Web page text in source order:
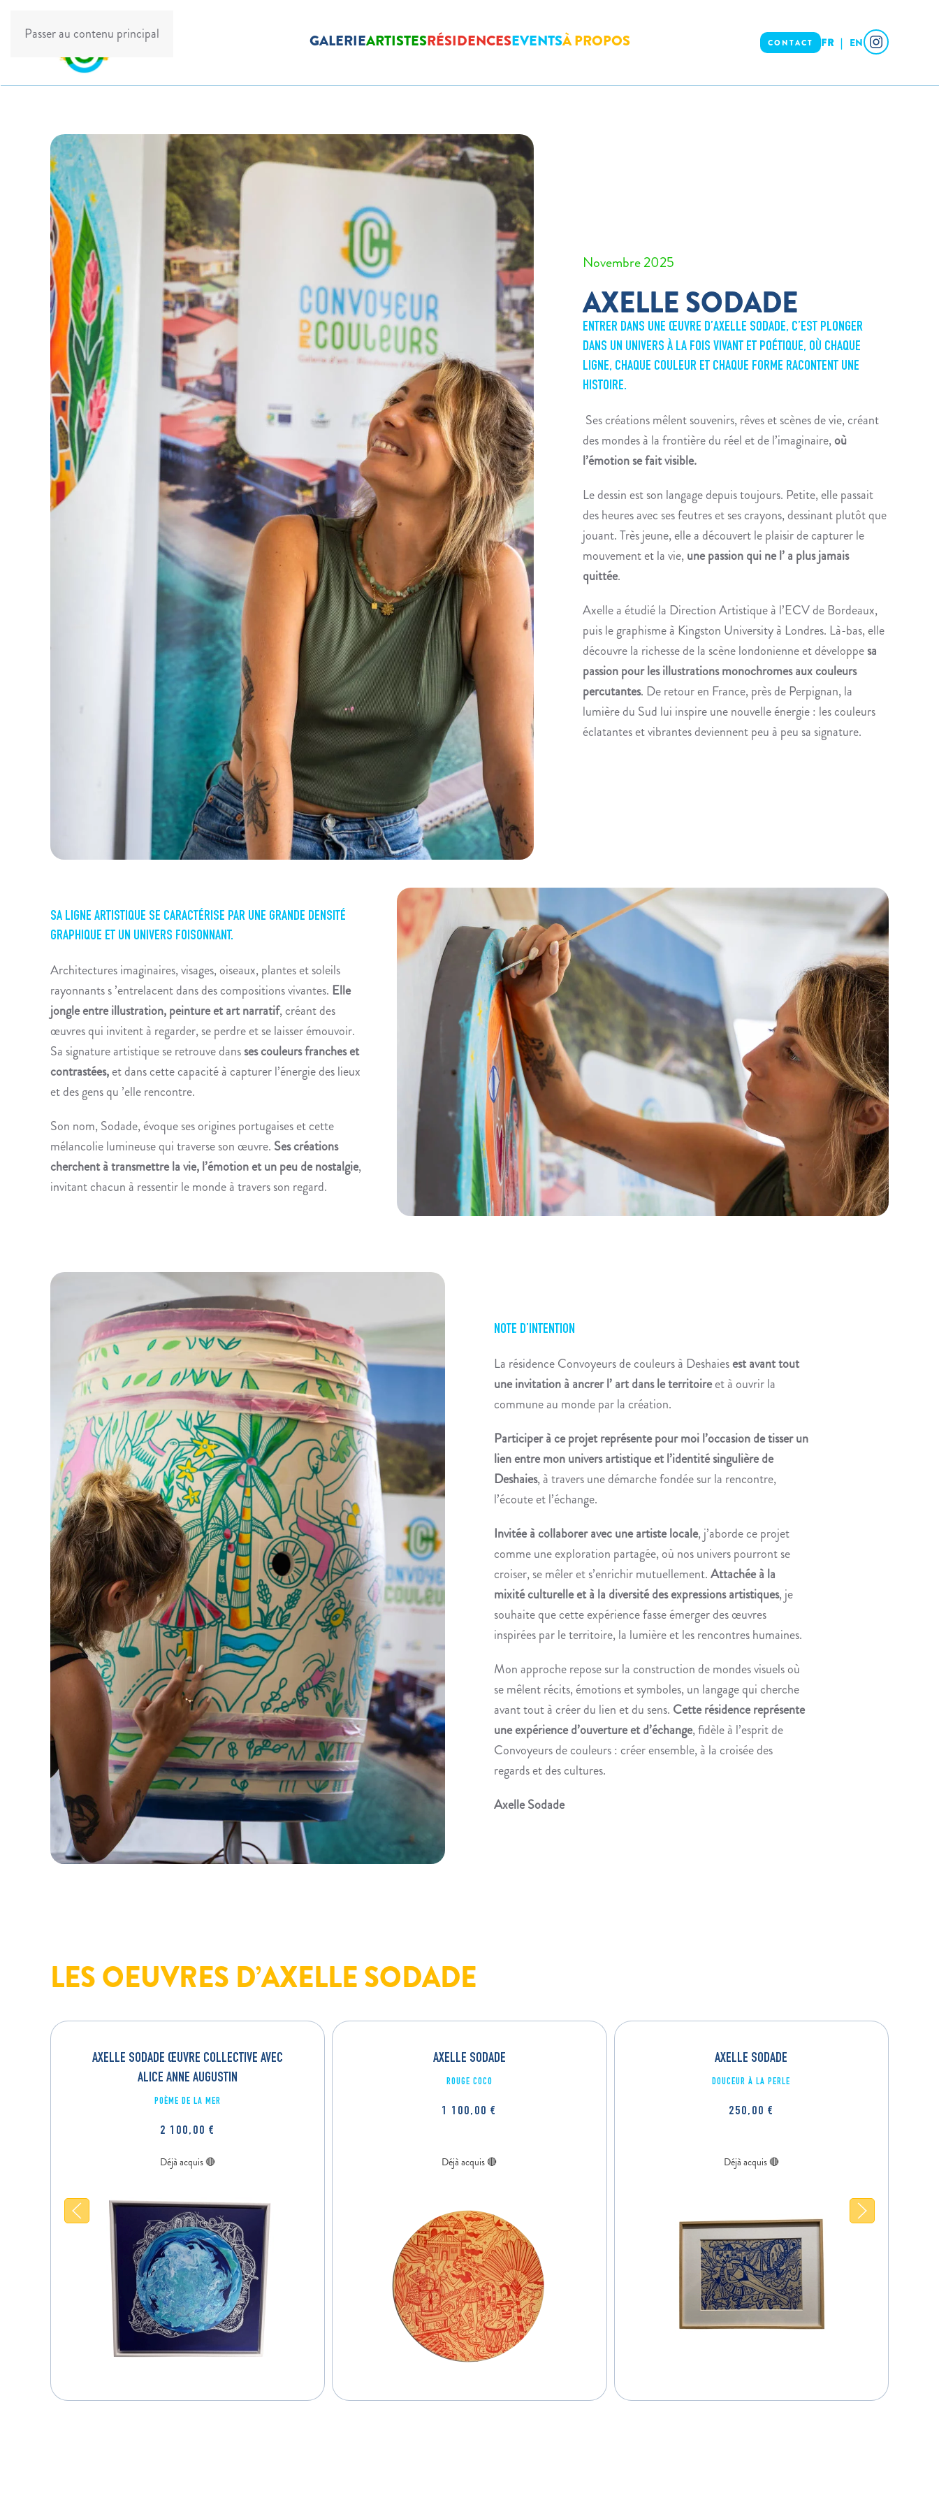
Passer au contenu principal GALERIEARTISTESRÉSIDENCESEVENTSÀ PROPOS CONTACT FR EN
Novembre 2025
AXELLE SODADE
ENTRER DANS UNE ŒUVRE D’AXELLE SODADE, C’EST PLONGER
DANS UN UNIVERS À LA FOIS VIVANT ET POÉTIQUE, OÙ CHAQUE
LIGNE, CHAQUE COULEUR ET CHAQUE FORME RACONTENT UNE
HISTOIRE.
Ses créations mêlent souvenirs, rêves et scènes de vie, créant
des mondes à la frontière du réel et de l’imaginaire,où
l’émotion se fait visible.
Le dessin est son langage depuis toujours. Petite, elle passait
des heures avec ses feutres et ses crayons, dessinant plutôt que
jouant. Très jeune, elle a découvert le plaisir de capturer le
mouvement et la vie,une passion qui ne l’ a plus jamais
quittée.
Axelle a étudié la Direction Artistique à l’ECV de Bordeaux,
puis le graphisme à Kingston University à Londres. Là-bas, elle
découvre la richesse de la scène londonienne et développesa
passion pour les illustrations monochromes aux couleurs
percutantes. De retour en France, près de Perpignan, la
lumière du Sud lui inspire une nouvelle énergie : les couleurs
éclatantes et vibrantes deviennent peu à peu sa signature.
SA LIGNE ARTISTIQUE SE CARACTÉRISE PAR UNE GRANDE DENSITÉ
GRAPHIQUE ET UN UNIVERS FOISONNANT.
Architectures imaginaires, visages, oiseaux, plantes et soleils
rayonnants s ’entrelacent dans des compositions vivantes. Elle
jongle entre illustration, peinture et art narratif, créant des
œuvres qui invitent à regarder, se perdre et se laisser émouvoir.
Sa signature artistique se retrouve dansses couleurs franches et
contrastées,et dans cette capacité à capturer l’énergie des lieux
et des gens qu ’elle rencontre.
Son nom, Sodade, évoque ses origines portugaises et cette
mélancolie lumineuse qui traverse son œuvre. Ses créations
cherchent à transmettre la vie, l’émotion et un peu de nostalgie,
invitant chacun à ressentir le monde à travers son regard.
NOTE D’INTENTION
La résidence Convoyeurs de couleurs à Deshaiesest avant tout
une invitation à ancrer l’ art dans le territoireet à ouvrir la
commune au monde par la création.
Participer à ce projet représente pour moi l’occasion de tisser un
lien entre mon univers artistique et l’identité singulière de
Deshaies, à travers une démarche fondée sur la rencontre,
l’écoute et l’échange.
Invitée à collaborer avec une artiste locale, j’aborde ce projet
comme une exploration partagée, où nos univers pourront se
croiser, se mêler et s’enrichir mutuellement.Attachée à la
mixité culturelle et à la diversité des expressions artistiques, je
souhaite que cette expérience fasse émerger des œuvres
inspirées par le territoire, la lumière et les rencontres humaines.
Mon approche repose sur la construction de mondes visuels où
se mêlent récits, émotions et symboles, un langage qui cherche
avant tout à créer du lien et du sens. Cette résidence représente
une expérience d’ouverture et d’échange, fidèle à l’esprit de
Convoyeurs de couleurs : créer ensemble, à la croisée des
regards et des cultures.
Axelle Sodade
LES OEUVRES D’AXELLE SODADE
AXELLE SODADE ŒUVRE COLLECTIVE AVEC
ALICE ANNE AUGUSTIN
POÈME DE LA MER
2 100,00 €
AXELLE SODADE
ROUGE COCO
1 100,00 €
AXELLE SODADE
DOUCEUR À LA PERLE
€